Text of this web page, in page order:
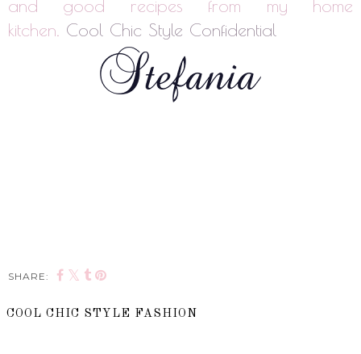
and good recipes from my home
kitchen. Cool Chic Style Confidential
SHARE:
COOL CHIC STYLE FASHION